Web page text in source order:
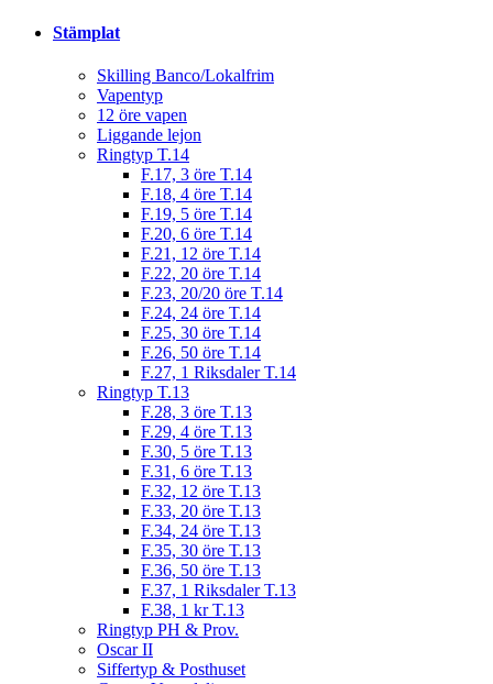
Stämplat
Skilling Banco/Lokalfrim
Vapentyp
12 öre vapen
Liggande lejon
Ringtyp T.14
F.17, 3 öre T.14
F.18, 4 öre T.14
F.19, 5 öre T.14
F.20, 6 öre T.14
F.21, 12 öre T.14
F.22, 20 öre T.14
F.23, 20/20 öre T.14
F.24, 24 öre T.14
F.25, 30 öre T.14
F.26, 50 öre T.14
F.27, 1 Riksdaler T.14
Ringtyp T.13
F.28, 3 öre T.13
F.29, 4 öre T.13
F.30, 5 öre T.13
F.31, 6 öre T.13
F.32, 12 öre T.13
F.33, 20 öre T.13
F.34, 24 öre T.13
F.35, 30 öre T.13
F.36, 50 öre T.13
F.37, 1 Riksdaler T.13
F.38, 1 kr T.13
Ringtyp PH & Prov.
Oscar II
Siffertyp & Posthuset